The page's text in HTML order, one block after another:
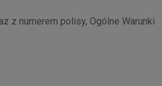
z numerem polisy, Ogólne Warunki